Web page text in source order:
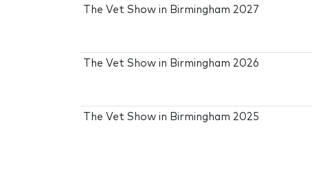
The Vet Show in Birmingham 2027
The Vet Show in Birmingham 2026
The Vet Show in Birmingham 2025